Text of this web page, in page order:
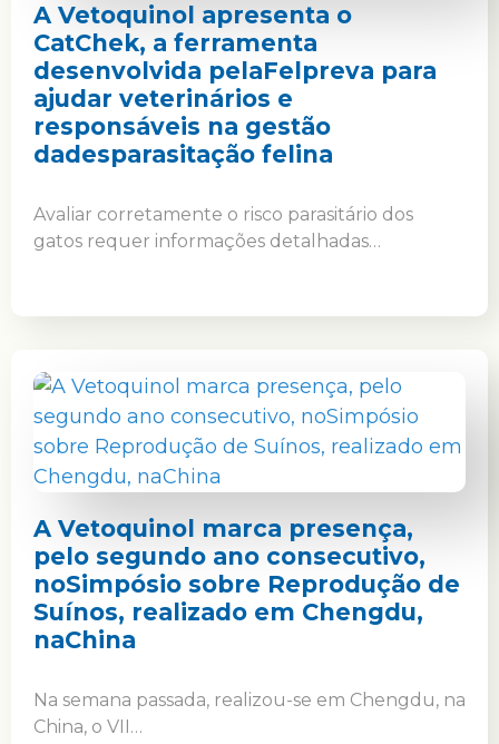
A Vetoquinol apresenta o
CatChek, a ferramenta
desenvolvida pelaFelpreva para
ajudar veterinários e
responsáveis na gestão
dadesparasitação felina
Avaliar corretamente o risco parasitário dos
gatos requer informações detalhadas…
A Vetoquinol marca presença,
pelo segundo ano consecutivo,
noSimpósio sobre Reprodução de
Suínos, realizado em Chengdu,
naChina
Na semana passada, realizou-se em Chengdu, na
China, o VII…